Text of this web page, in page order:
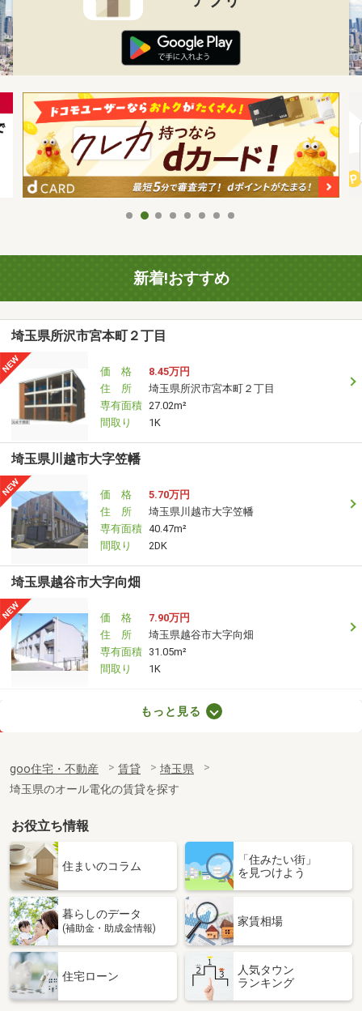
新着!おすすめ
埼玉県所沢市宮本町２丁目
価 格
8.45万円
住 所
埼玉県所沢市宮本町２丁目
専有面積 27.02m²
間取り
1K
埼玉県川越市大字笠幡
価 格
5.70万円
住 所
埼玉県川越市大字笠幡
専有面積 40.47m²
間取り
2DK
埼玉県越谷市大字向畑
価 格
7.90万円
住 所
埼玉県越谷市大字向畑
専有面積 31.05m²
間取り
1K
埼玉県さいたま市見沼区丸ヶ崎町
専有面積
32.43m²
間取り
1K
埼玉県羽生市大字中岩瀬
価 格
6.10万円
埼玉県羽生市大字中岩瀬
専有面積 35.79m²
間取り
埼玉県三郷市三郷１丁目
住 所
埼玉県三郷市三郷１丁目
もっと見る
goo住宅・不動産 賃貸
埼玉県
埼玉県のオール電化の賃貸を探す
お役立ち情報
住まいのコラム
「住みたい街」
を見つけよう
暮らしのデータ
(補助金・助成金情報)
家賃相場
住宅ローン
人気タウン
ランキング